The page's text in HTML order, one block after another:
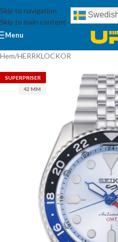
Skip to navigation
Skip to main content
Menu
Hem/HERRKLOCKOR
SUPERPRISER
42 MM